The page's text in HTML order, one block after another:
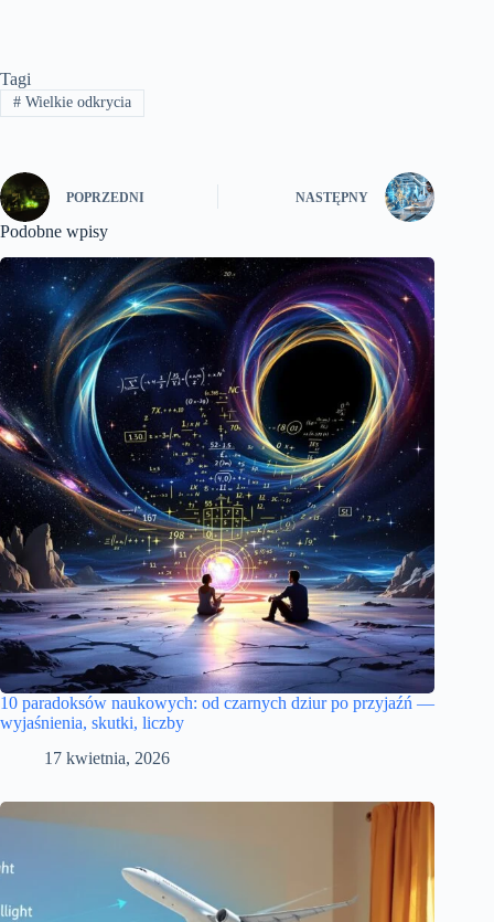
Tagi
#Wielkie odkrycia
POPRZEDNI NASTĘPNY
Podobne wpisy
10 paradoksów naukowych: od czarnych dziur po przyjaźń —
wyjaśnienia, skutki, liczby
17 kwietnia, 2026